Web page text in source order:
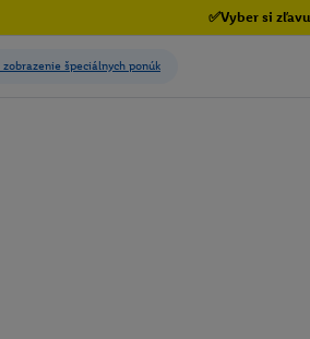
✅Vyber si